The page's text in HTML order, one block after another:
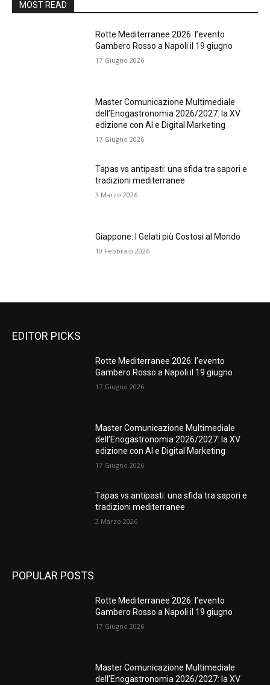
MOST READ
Rotte Mediterranee 2026: l’evento
Gambero Rosso a Napoli il 19 giugno
17 Giugno 2026
Master Comunicazione Multimediale
dell’Enogastronomia 2026/2027: la XV
edizione con AI e Digital Marketing
17 Giugno 2026
Tapas vs antipasti: una sfida tra sapori e
tradizioni mediterranee
3 Marzo 2026
Giappone: I Gelati più Costosi al Mondo
10 Febbraio 2026
EDITOR PICKS
Rotte Mediterranee 2026: l’evento
Gambero Rosso a Napoli il 19 giugno
17 Giugno 2026
Master Comunicazione Multimediale
dell’Enogastronomia 2026/2027: la XV
edizione con AI e Digital Marketing
17 Giugno 2026
Tapas vs antipasti: una sfida tra sapori e
tradizioni mediterranee
3 Marzo 2026
POPULAR POSTS
Rotte Mediterranee 2026: l’evento
Gambero Rosso a Napoli il 19 giugno
17 Giugno 2026
Master Comunicazione Multimediale
dell’Enogastronomia 2026/2027: la XV